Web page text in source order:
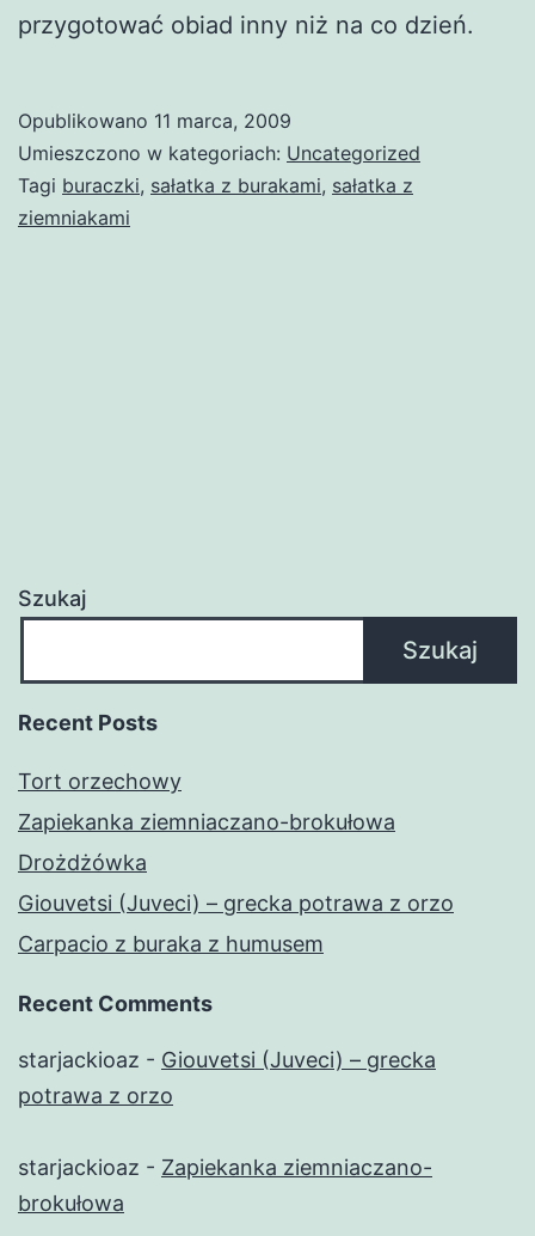
przygotować obiad inny niż na co dzień.
Opublikowano 11 marca, 2009
Umieszczono w kategoriach: Uncategorized
Tagi buraczki, sałatka z burakami, sałatka z
ziemniakami
Szukaj
Szukaj
Recent Posts
Tort orzechowy
Zapiekanka ziemniaczano-brokułowa
Drożdżówka
Giouvetsi (Juveci) – grecka potrawa z orzo
Carpacio z buraka z humusem
Recent Comments
starjackioaz - Giouvetsi (Juveci) – grecka
potrawa z orzo
starjackioaz - Zapiekanka ziemniaczano-
brokułowa